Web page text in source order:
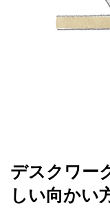
デスクワー
しい向かい